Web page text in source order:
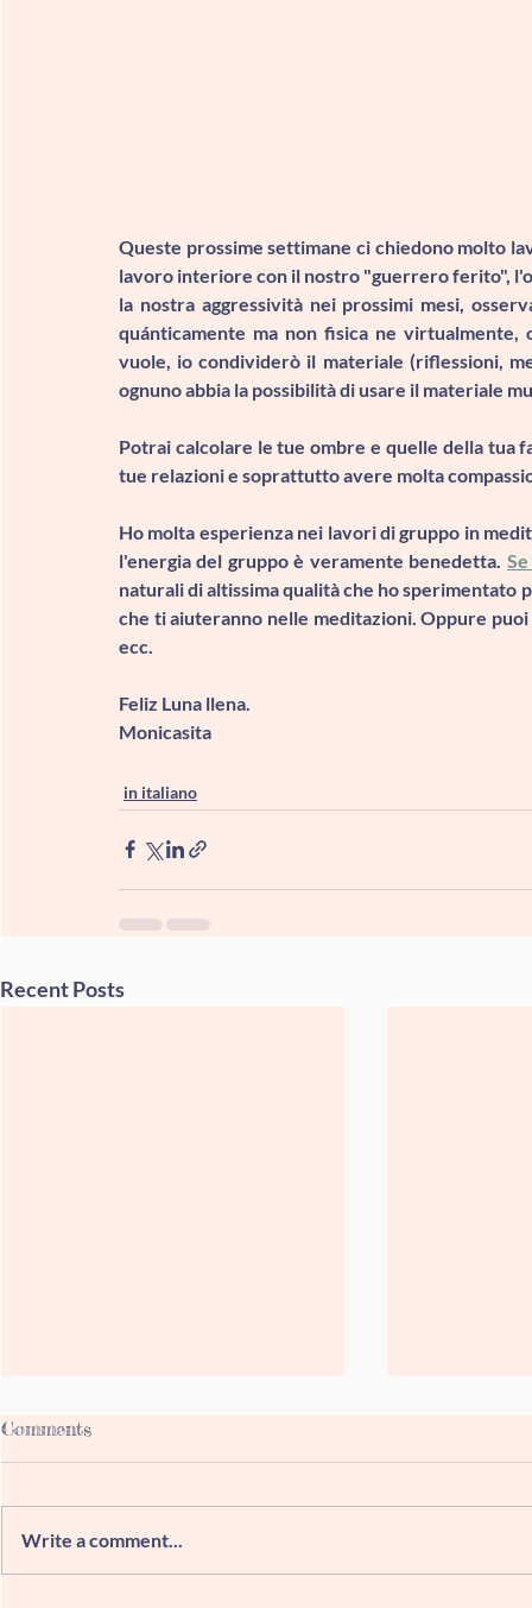
Queste prossime settimane ci chiedono molto
lavoro interiore con il nostro "guerrero ferito",
la nostra aggressività nei prossimi mesi,
quánticamente ma non fisica ne
vuole, io condividerò il materiale (riflessioni,
ognuno abbia la possibilità di usare il materiale
Potrai calcolare le tue ombre e quelle della tua
tue relazioni e soprattutto avere molta
Ho molta esperienza nei lavori di gruppo in
l'energia del gruppo è veramente benedetta.
naturali di altissima qualità che ho
che ti aiuteranno nelle meditazioni. Oppure
ecc.
Feliz Luna llena.
Monicasita
in italiano
Recent Posts
Comments
Write a comment...